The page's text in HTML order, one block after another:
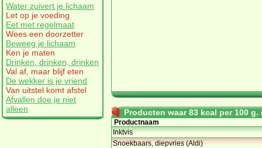
Water zuivert je lichaam
Let op je voeding
Eet met regelmaat
Wees een doorzetter
Beweeg je lichaam
Ken je maten
Drinken, drinken, drinken
Val af, maar blijf eten
De wekker is je vriend
Van uitstel komt afstel
Afvallen doe je niet
alleen
Producten waar 83 kcal per 100
Productnaam
Inktvis
Snoekbaars, diepvries (Aldi)